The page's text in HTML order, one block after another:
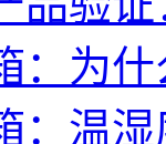
：为
：温